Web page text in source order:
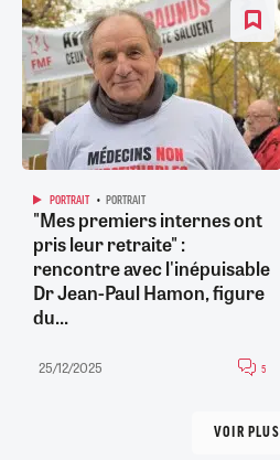
PORTRAIT PORTRAIT
"Mes premiers internes ont
pris leur retraite" :
rencontre avec l'inépuisable
Dr Jean-Paul Hamon, figure
du...
25/12/2025 5
VOIR PLUS